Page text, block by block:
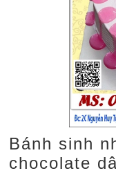
Bánh sinh
chocolate